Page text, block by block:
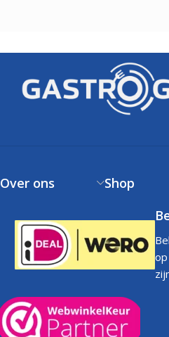
Over ons Shop